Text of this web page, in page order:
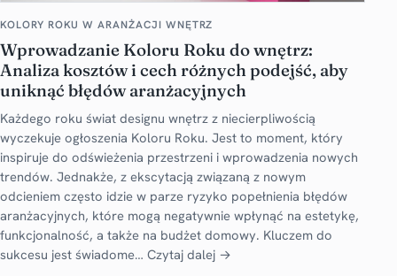
KOLORY ROKU W ARANŻACJI WNĘTRZ
Wprowadzanie Koloru Roku do wnętrz:
Analiza kosztów i cech różnych podejść, aby
uniknąć błędów aranżacyjnych
Każdego roku świat designu wnętrz z niecierpliwością
wyczekuje ogłoszenia Koloru Roku. Jest to moment, który
inspiruje do odświeżenia przestrzeni i wprowadzenia nowych
trendów. Jednakże, z ekscytacją związaną z nowym
odcieniem często idzie w parze ryzyko popełnienia błędów
aranżacyjnych, które mogą negatywnie wpłynąć na estetykę,
funkcjonalność, a także na budżet domowy. Kluczem do
sukcesu jest świadome… Czytaj dalej →